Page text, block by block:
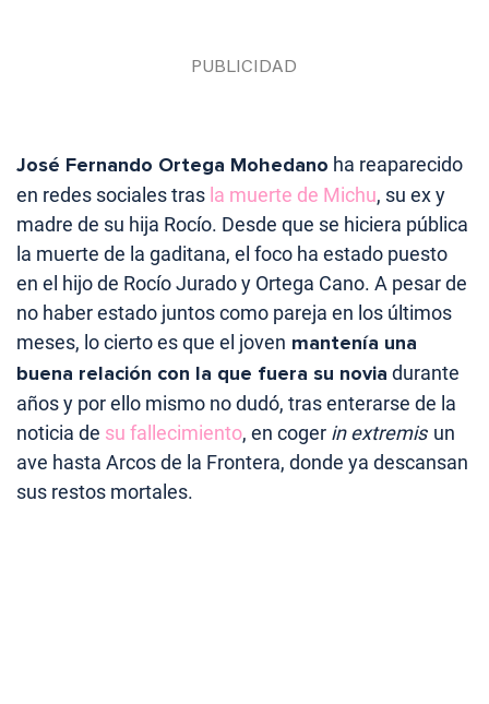
José Fernando Ortega Mohedano ha reaparecido
en redes sociales tras la muerte de Michu, su ex y
madre de su hija Rocío. Desde que se hiciera pública
la muerte de la gaditana, el foco ha estado puesto
en el hijo de Rocío Jurado y Ortega Cano. A pesar de
no haber estado juntos como pareja en los últimos
meses, lo cierto es que el joven mantenía una
buena relación con la que fuera su novia durante
años y por ello mismo no dudó, tras enterarse de la
noticia de su fallecimiento, en coger in extremis un
ave hasta Arcos de la Frontera, donde ya descansan
sus restos mortales.